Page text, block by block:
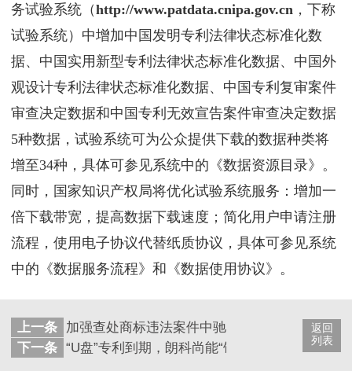
务试验系统（http://www.patdata.cnipa.gov.cn ，下称
试验系统）中增加中国发明专利法律状态标准化数
据、中国实用新型专利法律状态标准化数据、中国外
观设计专利法律状态标准化数据、中国专利复审案件
审查决定数据和中国专利无效宣告案件审查决定数据
5种数据，试验系统可为公众提供下载的数据种类将
增至34种，具体可参见系统中的《数据资源目录》。
同时，国家知识产权局将优化试验系统服务：增加一
倍下载带宽，提高数据下载速度；简化用户申请注册
流程，使用电子协议代替纸质协议，具体可参见系统
中的《数据服务流程》和《数据使用协议》。
返回
列表
上一条
加强查处商标违法案件中驰名商标保护的工作通
下一条 “U盘”专利到期，朗科尚能“饭否”？